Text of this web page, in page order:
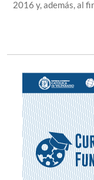
2016 y, además, al